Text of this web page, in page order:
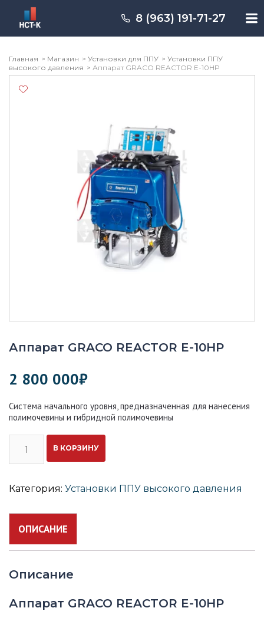
Перейти
содержимому
8 (963) 191-71-27
Главная Магазин Установки для ППУ
Установки ППУ
высокого давления
Аппарат GRACO REACTOR E-10HP
Аппарат GRACO REACTOR E-10HP
2 800 000₽
Система начального уровня, предназначенная для нанесения
полимочевины и гибридной полимочевины
Количество
Аппарат
GRACO
E-
10HP
В КОРЗИНУ
Категория: Установки ППУ высокого давления
ОПИСАНИЕ
Описание
Аппарат GRACO REACTOR E-10HP